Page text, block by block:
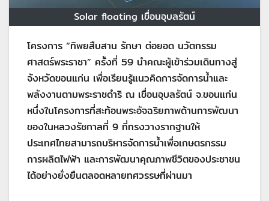
Solar floating เขื่อนอุบลรัตน์
โครงการ “ทิพยสืบสาน รักษา ต่อยอด นวัตกรรม
ศาสตร์พระราชา” ครั้งที่ 59 นำคณะผู้เข้าร่วมเดินทางสู่
จังหวัดขอนแก่น เพื่อเรียนรู้แนวคิดการจัดการน้ำและ
พลังงานตามพระราชดำริ ณ เขื่อนอุบลรัตน์ จ.ขอนแก่น
หนึ่งในโครงการที่สะท้อนพระอัจฉริยภาพด้านการพัฒนา
ของในหลวงรัชกาลที่ 9 ที่ทรงวางรากฐานให้
ประเทศไทยสามารถบริหารจัดการน้ำเพื่อเกษตรกรรม
การผลิตไฟฟ้า และการพัฒนาคุณภาพชีวิตของประชาชน
ได้อย่างยั่งยืนตลอดหลายทศวรรษที่ผ่านมา